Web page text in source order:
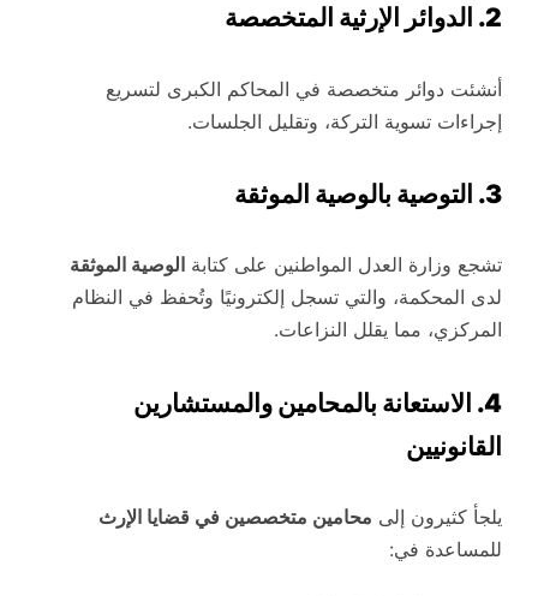
2. الدوائر الإرثية المتخصصة
أنشئت دوائر متخصصة في المحاكم الكبرى لتسريع
إجراءات تسوية التركة، وتقليل الجلسات.
3. التوصية بالوصية الموثقة
تشجع وزارة العدل المواطنين على كتابة الوصية الموثقة
لدى المحكمة، والتي تسجل إلكترونيًا وتُحفظ في النظام
المركزي، مما يقلل النزاعات.
4. الاستعانة بالمحامين والمستشارين
القانونيين
يلجأ كثيرون إلى محامين متخصصين في قضايا الإرث
للمساعدة في: